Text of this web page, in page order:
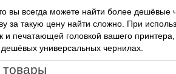
вы всегда можете найти более
за такую цену найти сложно. При
и печатающей головкой вашего
универсальных чернилах.